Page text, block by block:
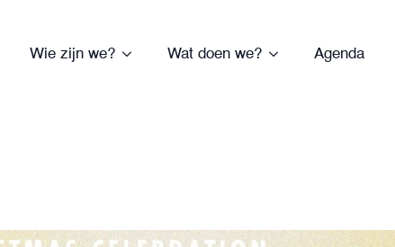
Wie zijn we? Wat doen we? Agenda